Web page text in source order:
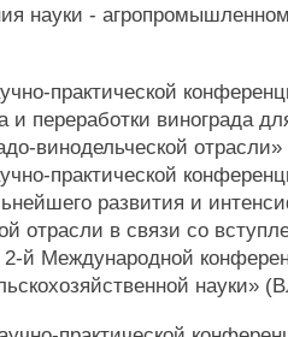
науки -
практической
и переработки винограда
винодельческой
практической
развития и
отрасли в связи со
й Международной
науки»